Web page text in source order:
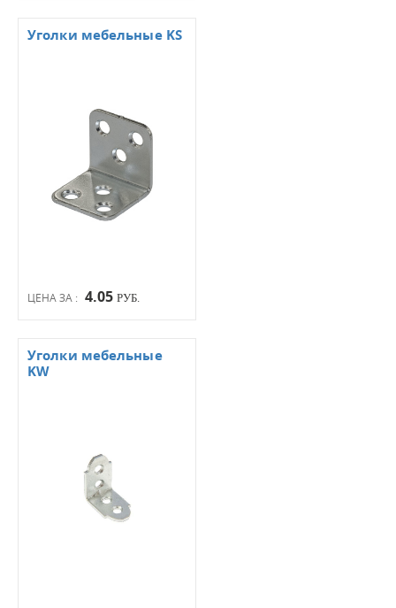
ЦЕНА ЗА : 4.05 РУБ.
Уголки мебельные KS
Уголки мебельные
KW